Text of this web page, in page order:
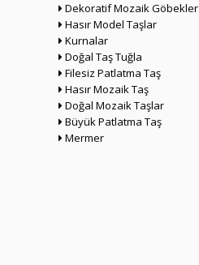
Dekoratif Mozaik Göbekler
Hasır Model Taşlar
Kurnalar
Doğal Taş Tuğla
Filesiz Patlatma Taş
Hasır Mozaik Taş
Doğal Mozaik Taşlar
Büyük Patlatma Taş
Mermer